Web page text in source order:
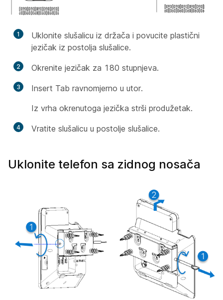
1
Uklonite slušalicu iz držača i povucite plastični
jezičak iz postolja slušalice.
2 Okrenite jezičak za 180 stupnjeva.
3
Insert Tab ravnomjerno u utor.
Iz vrha okrenutoga jezička strši produžetak.
4 Vratite slušalicu u postolje slušalice.
Uklonite telefon sa zidnog nosača